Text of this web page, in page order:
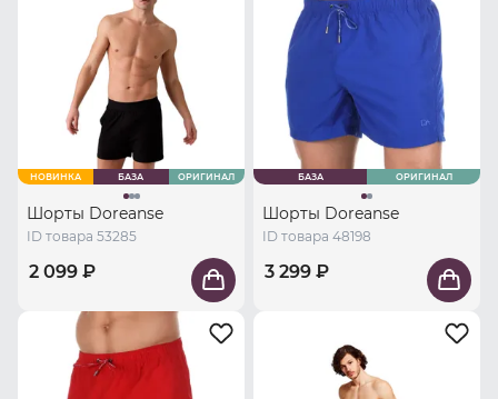
НОВИНКА БАЗА ОРИГИНАЛ
Шорты Doreanse
ID товара 53285
2 099 ₽
БАЗА ОРИГИНАЛ
Шорты Doreanse
ID товара 48198
3 299 ₽